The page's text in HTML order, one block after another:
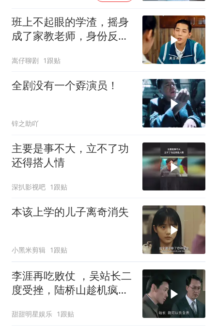
班上不起眼的学渣，摇身
成了家教老师，身份反转
嵩仔聊剧 1跟贴
全剧没有一个孬演员！
锌之助吖
主要是事不大，立不了功
还得搭人情
深扒影视吧 1跟贴
本该上学的儿子离奇消失
小黑米剪辑 1跟贴
李涯再吃败仗 ，吴站长二
度受挫，陆桥山趁机疯狂
甜甜明星娱乐 1跟贴